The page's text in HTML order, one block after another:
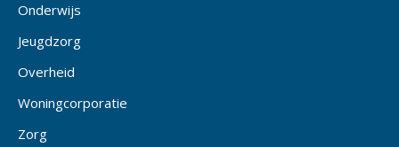
Onderwijs
Jeugdzorg
Overheid
Woningcorporatie
Zorg